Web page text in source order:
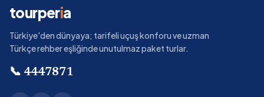
tourperia
Türkiye'den dünyaya; tarifeli uçuş konforu ve uzman
Türkçe rehber eşliğinde unutulmaz paket turlar.
📞 4447871